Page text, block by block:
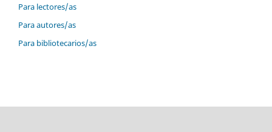
Para lectores/as
Para autores/as
Para bibliotecarios/as